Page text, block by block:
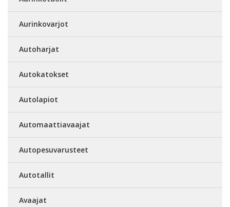
Aurinkovarjot
Autoharjat
Autokatokset
Autolapiot
Automaattiavaajat
Autopesuvarusteet
Autotallit
Avaajat